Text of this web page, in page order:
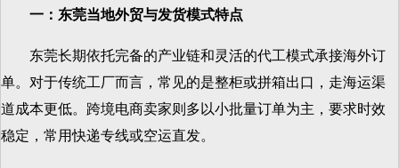
一：东莞当地外贸与发货模式特点
东莞长期依托完备的产业链和灵活的代工模式承接海外订
单。对于传统工厂而言，常见的是整柜或拼箱出口，走海运渠
道成本更低。跨境电商卖家则多以小批量订单为主，要求时效
稳定，常用快递专线或空运直发。